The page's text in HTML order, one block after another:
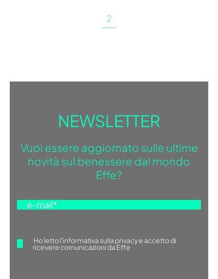
2
NEWSLETTER
Vuoi essere aggiornato sulle ultime
novità sul benessere dal mondo
Effe?
Ho lettol'informativa sulla privacye accetto di
ricevere comunicazioni da Effe